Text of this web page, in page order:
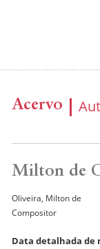
Acervo
Milton de
Oliveira, Milton de
Compositor
Data detalhada de